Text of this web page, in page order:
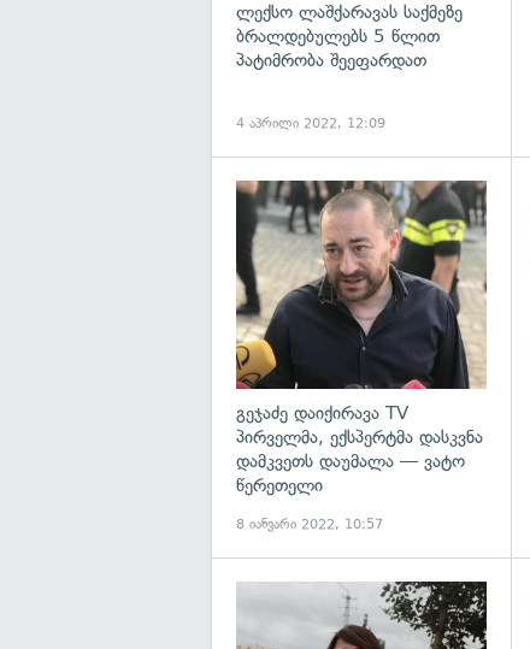
ლექსო ლაშქარავას საქმეზე
ბრალდებულებს 5 წლით
პატიმრობა შეეფარდათ
4 აპრილი 2022, 12:09
გეჯაძე დაიქირავა TV
პირველმა, ექსპერტმა დასკვნა
დამკვეთს დაუმალა — ვატო
წერეთელი
8 იანვარი 2022, 10:57